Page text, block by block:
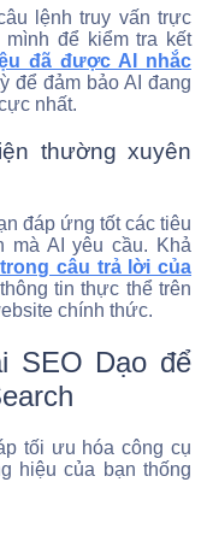
lệnh truy vấn trực
để kiểm tra kết
đã được AI nhắc
để đảm bảo AI đang
nhất.
thường xuyên
đáp ứng tốt các tiêu
mà AI yêu cầu. Khả
câu trả lời của
tin thực thể trên
chính thức.
SEO Dạo để
tối ưu hóa công cụ
hiệu của bạn thống